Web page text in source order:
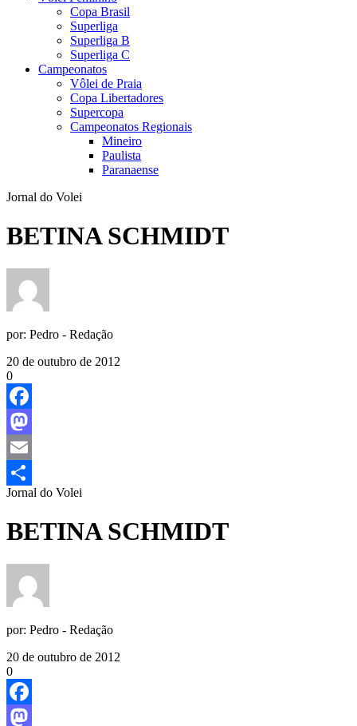
Copa Brasil
Superliga
Superliga B
Superliga C
Campeonatos
Vôlei de Praia
Copa Libertadores
Supercopa
Campeonatos Regionais
Mineiro
Paulista
Paranaense
Jornal do Volei
BETINA SCHMIDT
por: Pedro - Redação
20 de outubro de 2012
0
Facebook
Mastodon
Email
Share
Jornal do Volei
BETINA SCHMIDT
por: Pedro - Redação
20 de outubro de 2012
0
Facebook